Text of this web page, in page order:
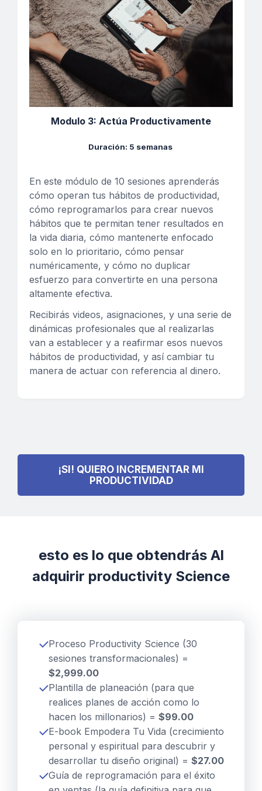
Modulo 3: Actúa Productivamente
Duración: 5 semanas
En este módulo de 10 sesiones aprenderás
cómo operan tus hábitos de productividad,
cómo reprogramarlos para crear nuevos
hábitos que te permitan tener resultados en
la vida diaria, cómo mantenerte enfocado
solo en lo prioritario, cómo pensar
numéricamente, y cómo no duplicar
esfuerzo para convertirte en una persona
altamente efectiva.
Recibirás videos, asignaciones, y una serie de
dinámicas profesionales que al realizarlas
van a establecer y a reafirmar esos nuevos
hábitos de productividad, y asícambiar tu
manera de actuar con referencia al dinero.
¡SI! QUIERO INCREMENTAR MI
PRODUCTIVIDAD
esto es lo que obtendrás Al
adquirir productivity Science
Proceso Productivity Science (30
sesiones transformacionales) =
$2,999.00
Plantilla de planeación (para que
realices planes de acción como lo
hacen los millonarios) = $99.00
E-book Empodera Tu Vida (crecimiento
personal y espiritual para descubrir y
desarrollar tu diseño original) = $27.00
Guía de reprogramación para el éxito